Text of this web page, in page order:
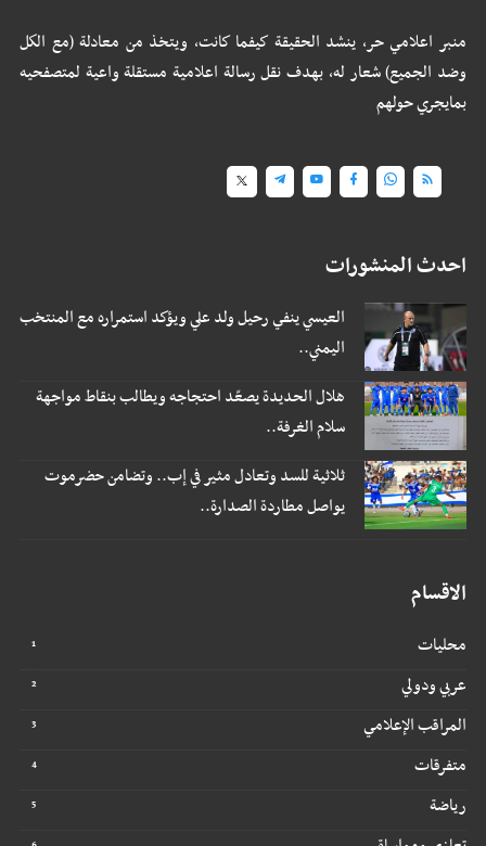
منبر اعلامي حر، ينشد الحقيقة كيفما كانت، ويتخذ من معادلة (مع الكل
وضد الجميع) شعار له، بهدف نقل رسالة اعلامية مستقلة واعية لمتصفحيه
بمايجري حولهم
احدث المنشورات
العيسي ينفي رحيل ولد علي ويؤكد استمراره مع المنتخب
اليمني..
هلال الحديدة يصعّد احتجاجه ويطالب بنقاط مواجهة
سلام الغرفة..
ثلاثية للسد وتعادل مثير في إب.. وتضامن حضرموت
يواصل مطاردة الصدارة..
الاقسام
محليات
عربي ودولي
المراقب الإعلامي
متفرقات
رياضة